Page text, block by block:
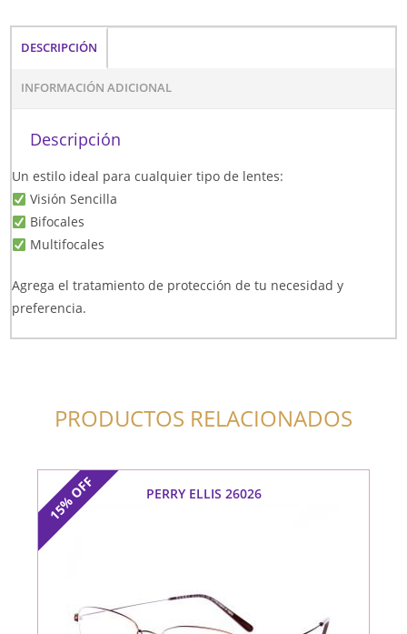
DESCRIPCIÓN
INFORMACIÓN ADICIONAL
Descripción
Un estilo ideal para cualquier tipo de lentes:
Visión Sencilla
Bifocales
Multifocales
Agrega el tratamiento de protección de tu necesidad y
preferencia.
PRODUCTOS RELACIONADOS
15%
OFF PERRY ELLIS 26026